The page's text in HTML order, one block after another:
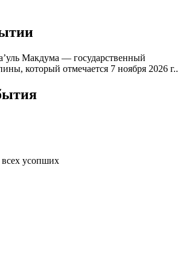
Макдума — государственный
который отмечается 7 ноября 2026 г..
усопших